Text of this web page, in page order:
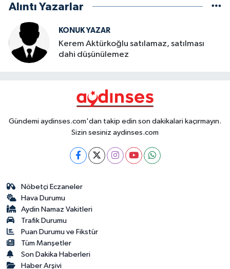
Alıntı Yazarlar
KONUK YAZAR
Kerem Aktürkoğlu satılamaz, satılması
dahi düşünülemez
Gündemi aydinses.com'dan takip edin son dakikalari kaçırmayın.
Sizin sesiniz aydinses.com
Nöbetçi Eczaneler
Hava Durumu
Aydin Namaz Vakitleri
Trafik Durumu
Puan Durumu ve Fikstür
Tüm Manşetler
Son Dakika Haberleri
Haber Arşivi